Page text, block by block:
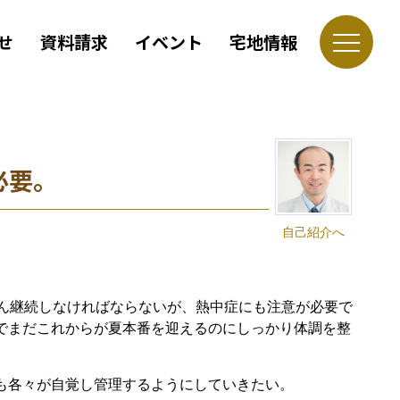
資料請求 イベント 宅地情報
自己紹介へ
。
続しなければならないが、熱中症にも注意が必要で
だこれからが夏本番を迎えるのにしっかり体調を整
々が自覚し管理するようにしていきたい。